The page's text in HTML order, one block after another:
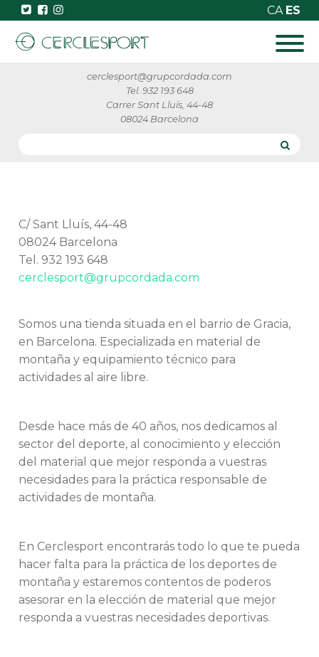
CA ES
cerclesport@grupcordada.com
Tel. 932 193 648
Carrer Sant Lluís, 44-48
08024 Barcelona
C/ Sant Lluís, 44-48
08024 Barcelona
Tel. 932 193 648
cerclesport@grupcordada.com
Somos una tienda situada en el barrio de Gracia,
en Barcelona. Especializada en material de
montaña y equipamiento técnico para
actividades al aire libre.
Desde hace más de 40 años, nos dedicamos al
sector del deporte, al conocimiento y elección
del material que mejor responda a vuestras
necesidades para la práctica responsable de
actividades de montaña.
En Cerclesport encontrarás todo lo que te pueda
hacer falta para la práctica de los deportes de
montaña y estaremos contentos de poderos
asesorar en la elección de material que mejor
responda a vuestras necesidades deportivas.